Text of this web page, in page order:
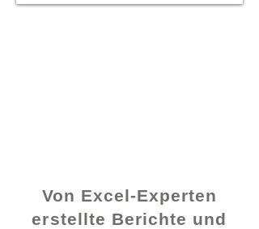
Von Excel-Experten
erstellte Berichte und